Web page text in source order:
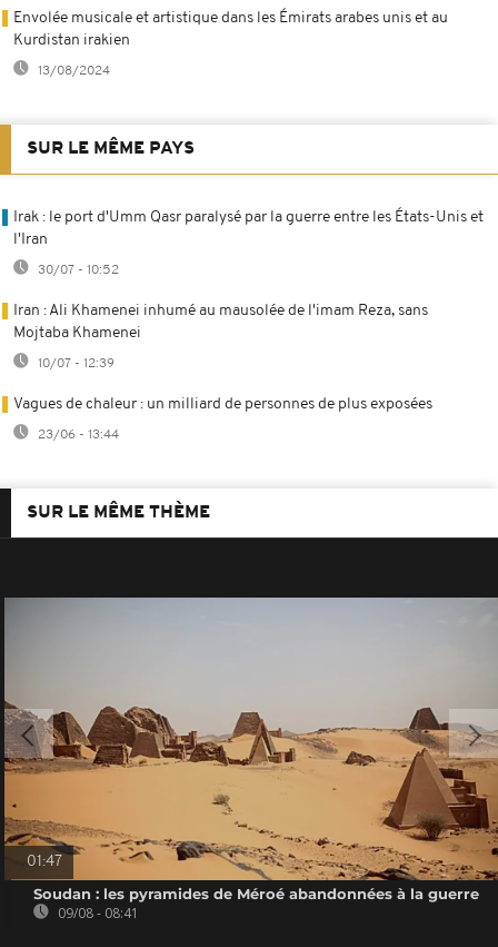
Envolée musicale et artistique dans les Émirats arabes unis et au
Kurdistan irakien
13/08/2024
SUR LE MÊME PAYS
Irak : le port d'Umm Qasr paralysé par la guerre entre les États-Unis et
l'Iran
30/07 - 10:52
Iran : Ali Khamenei inhumé au mausolée de l'imam Reza, sans
Mojtaba Khamenei
10/07 - 12:39
Vagues de chaleur : un milliard de personnes de plus exposées
23/06 - 13:44
SUR LE MÊME THÈME
01:47
Soudan : les pyramides de Méroé abandonnées à la guerre
09/08 - 08:41